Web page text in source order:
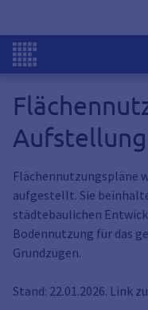
Aufstellung
Flächennutzungspläne
aufgestellt. Sie
städtebaulichen
Bodennutzung für das
Grundzügen.
Stand: 22.01.2026. Link